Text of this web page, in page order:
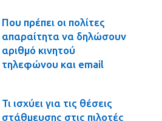
Που πρέπει οι πολίτες
απαραίτητα να δηλώσουν
αριθμό κινητού
τηλεφώνου και email
Τι ισχύει για τις θέσεις
στάθμευσης στις πιλοτές